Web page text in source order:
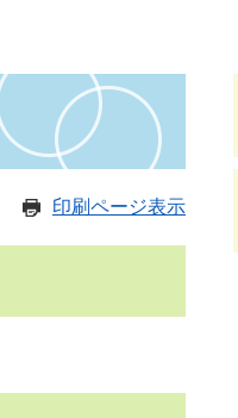
印刷ページ表示